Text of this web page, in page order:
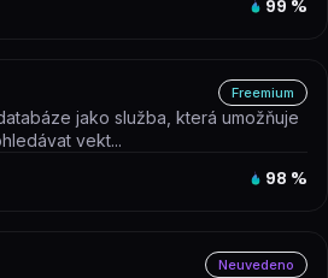
99 %
Freemium
jako služba, která umožňuje
vekt...
98 %
Neuvedeno